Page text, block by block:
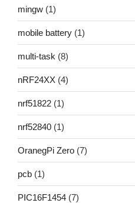
mingw (1)
mobile battery (1)
multi-task (8)
nRF24XX (4)
nrf51822 (1)
nrf52840 (1)
OranegPi Zero (7)
pcb (1)
PIC16F1454 (7)